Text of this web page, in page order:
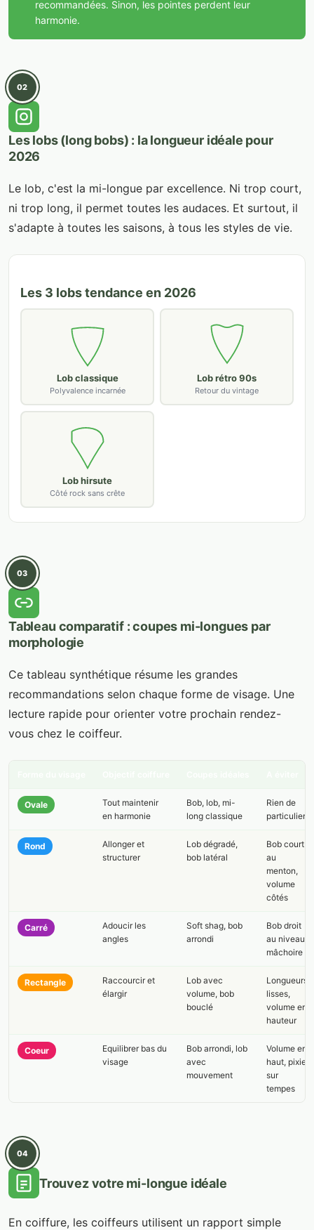
recommandées. Sinon, les pointes perdent leur
harmonie.
02
Les lobs (long bobs) : la longueur idéale pour
2026
Le lob, c'est la mi-longue par excellence. Ni trop court,
ni trop long, il permet toutes les audaces. Et surtout, il
s'adapte à toutes les saisons, à tous les styles de vie.
Les 3 lobs tendance en 2026
Lob classique
Polyvalence incarnée
Lob rétro 90s
Retour du vintage
Lob hirsute
Côté rock sans crête
03
Tableau comparatif : coupes mi-longues par
morphologie
Ce tableau synthétique résume les grandes
recommandations selon chaque forme de visage. Une
lecture rapide pour orienter votre prochain rendez-
vous chez le coiffeur.
Ovale
Tout maintenir
en harmonie
Bob, lob, mi-
long classique
Rien de
particulier
Rond
Allonger et
structurer
Lob dégradé,
bob latéral
Bob court
au
menton,
volume
côtés
Carré
Adoucir les
angles
Soft shag, bob
arrondi
Bob droit
au niveau
mâchoire
Rectangle
Raccourcir et
élargir
Lob avec
volume, bob
bouclé
Longueurs
lisses,
volume en
hauteur
Coeur
Equilibrer bas du
visage
Bob arrondi, lob
avec
mouvement
Volume en
haut, pixie
sur
tempes
04
Trouvez votre mi-longue idéale
En coiffure, les coiffeurs utilisent un rapport simple